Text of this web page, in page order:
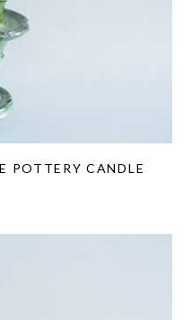
POTTERY CANDLE